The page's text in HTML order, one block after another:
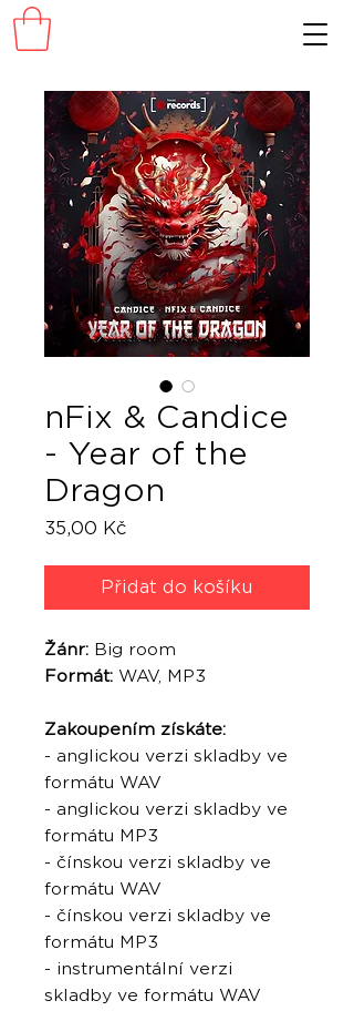
nFix & Candice
- Year of the
Dragon
35,00 Kč
Přidat do košíku
Žánr: Big room
Formát: WAV, MP3
Zakoupením získáte:
- anglickou verzi skladby ve
formátu WAV
- anglickou verzi skladby ve
formátu MP3
- čínskou verzi skladby ve
formátu WAV
- čínskou verzi skladby ve
formátu MP3
- instrumentální verzi
skladby ve formátu WAV